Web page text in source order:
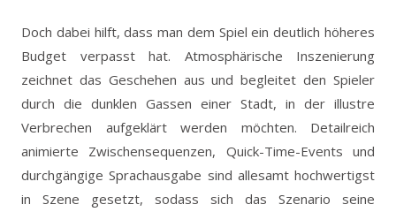
Doch dabei hilft, dass man dem Spiel ein deutlich höheres
Budget verpasst hat. Atmosphärische Inszenierung
zeichnet das Geschehen aus und begleitet den Spieler
durch die dunklen Gassen einer Stadt, in der illustre
Verbrechen aufgeklärt werden möchten. Detailreich
animierte Zwischensequenzen, Quick-Time-Events und
durchgängige Sprachausgabe sind allesamt hochwertigst
in Szene gesetzt, sodass sich das Szenario seine